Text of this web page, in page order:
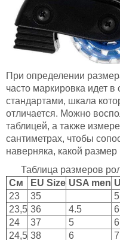
При определении
часто маркировка идет в
стандартами, шкала
отличается. Можно
таблицей, а также
сантиметрах, чтобы
наверняка, какой
Таблица размеров
См
EU Size USA men
23
35
5
23,5 36 4.5
6
24
37 5
24,5 38 6